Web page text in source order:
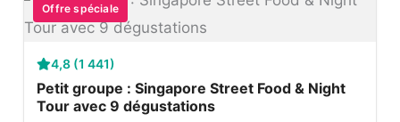
Offre spéciale
4,8 (1 441)
Petit groupe : Singapore Street Food & Night
Tour avec 9 dégustations